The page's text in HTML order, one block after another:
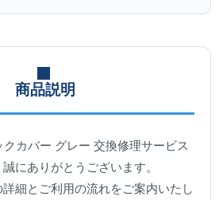
商品説明
カバー グレー 交換修理サービス
にありがとうございます。
細とご利用の流れをご案内いたし